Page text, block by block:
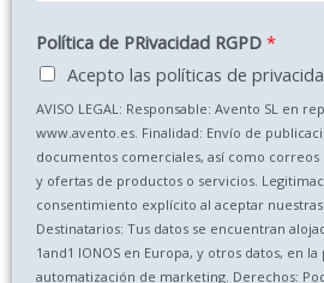
Política de PRivacidad RGPD *
Acepto las políticas de
AVISO LEGAL: Responsable: Avento SL en
www.avento.es. Finalidad: Envío de
documentos comerciales, así como
y ofertas de productos o servicios.
consentimiento explícito al aceptar
Destinatarios: Tus datos se encuentran
1and1 IONOS en Europa, y otros datos, en
automatización de marketing. Derechos: